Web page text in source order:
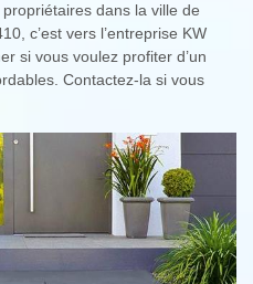
dans la ville de
c’est vers l’entreprise KW
si vous voulez profiter d’un
Contactez-la si vous